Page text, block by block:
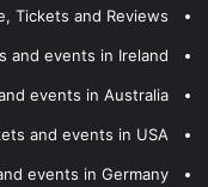
Tickets and Reviews
and events in Ireland
events in Australia
and events in USA
events in Germany